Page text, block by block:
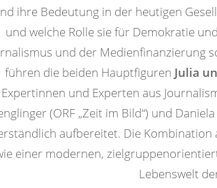
ihre Bedeutung in der heutigen
und welche Rolle sie für Demokratie
und der Medienfinanzierung
führen die beiden Hauptfiguren Julia
Expertinnen und Experten aus
(ORF „Zeit im Bild“) und
aufbereitet. Die Kombination
einer modernen,
Lebenswelt